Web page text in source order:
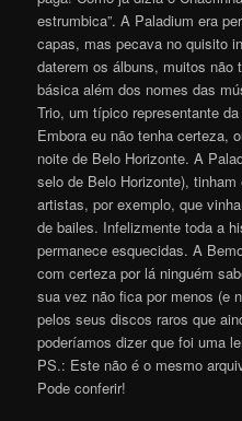
estrumbica”. A Paladium era
capas, mas pecava no quisito
daterem os álbuns, muitos não
básica além dos nomes das
Trio, um típico representante
Embora eu não tenha certeza,
noite de Belo Horizonte. A
selo de Belo Horizonte),
artistas, por exemplo, que
de bailes. Infelizmente toda a
permanece esquecidas. A
com certeza por lá ninguém
sua vez não fica por menos (e
pelos seus discos raros que
poderíamos dizer que foi uma
PS.: Este não é o mesmo
Pode conferir!